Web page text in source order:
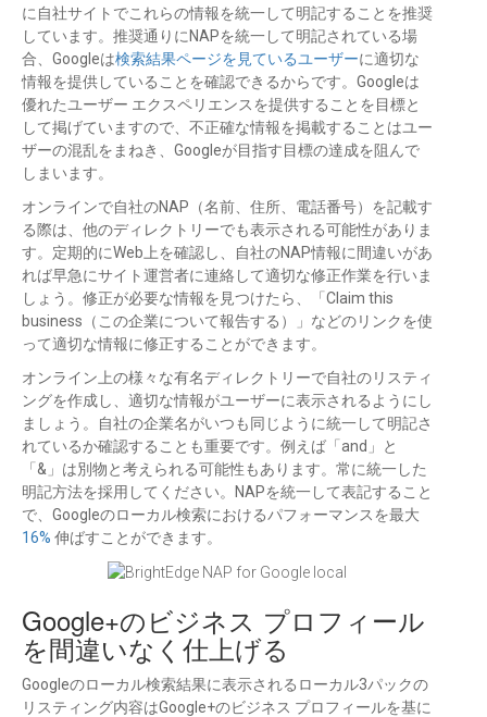
に自社サイトでこれらの情報を統一して明記することを推奨
しています。推奨通りにNAPを統一して明記されている場
合、Googleは検索結果ページを見ているユーザーに適切な
情報を提供していることを確認できるからです。Googleは
優れたユーザー エクスペリエンスを提供することを目標と
して掲げていますので、不正確な情報を掲載することはユー
ザーの混乱をまねき、Googleが目指す目標の達成を阻んで
しまいます。
オンラインで自社のNAP（名前、住所、電話番号）を記載す
る際は、他のディレクトリーでも表示される可能性がありま
す。定期的にWeb上を確認し、自社のNAP情報に間違いがあ
れば早急にサイト運営者に連絡して適切な修正作業を行いま
しょう。修正が必要な情報を見つけたら、「Claim this
business（この企業について報告する）」などのリンクを使
って適切な情報に修正することができます。
オンライン上の様々な有名ディレクトリーで自社のリスティ
ングを作成し、適切な情報がユーザーに表示されるようにし
ましょう。自社の企業名がいつも同じように統一して明記さ
れているか確認することも重要です。例えば「and」と
「&」は別物と考えられる可能性もあります。常に統一した
明記方法を採用してください。NAPを統一して表記すること
で、Googleのローカル検索におけるパフォーマンスを最大
16% 伸ばすことができます。
Google+のビジネス プロフィール
を間違いなく仕上げる
Googleのローカル検索結果に表示されるローカル3パックの
リスティング内容はGoogle+のビジネス プロフィールを基に